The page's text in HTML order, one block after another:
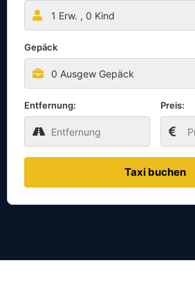
1 Erw. , 0 Kind
Gepäck
0 Ausgew Gepäck
Entfernung: Preis:
Taxi buchen